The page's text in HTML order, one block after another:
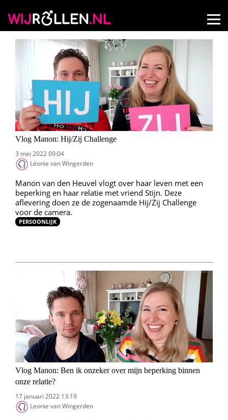
Vlog Manon: Hij/Zij Challenge
3 mei 2022 09:04
Léonie van Wingerden
Manon van den Heuvel vlogt over haar leven met een
beperking en haar relatie met vriend Stijn. Deze
aflevering doen ze de zogenaamde Hij/Zij Challenge
voor de camera.
PERSOONLIJK
Vlog Manon: Ben ik onzeker over mijn beperking binnen
onze relatie?
17 januari 2022 13:19
Leonie van Wingerden